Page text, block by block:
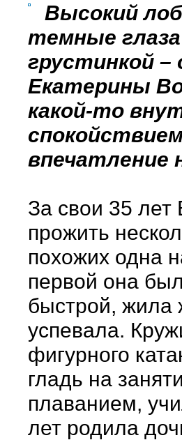
Высокий
темные
грустинкой –
Екатерины
какой-то
впечатление
За свои 35 лет
прожить
похожих одна
первой она
быстрой, жила
успевала.
фигурного
гладь на
плаванием,
лет родила